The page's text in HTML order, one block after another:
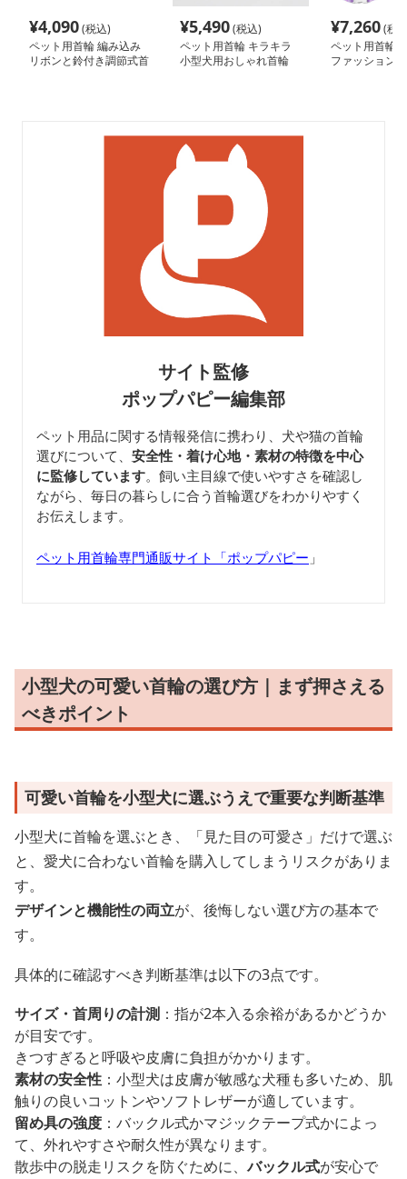
¥4,090(税込)
ペット用首輪 編み込み
リボンと鈴付き調節式首
¥5,490(税込)
ペット用首輪 キラキラ
小型犬用おしゃれ首輪
¥7,260(税
ペット用首輪
ファッション
サイト監修
ポップパピー編集部
ペット用品に関する情報発信に携わり、犬や猫の首輪
選びについて、 安全性・着け心地・素材の特徴を中心
に監修しています。飼い主目線で使いやすさを確認し
ながら、毎日の暮らしに合う首輪選びをわかりやすく
お伝えします。
ペット用首輪専門通販サイト「ポップパピー 」
小型犬の可愛い首輪の選び方｜まず押さえる
べきポイント
可愛い首輪を小型犬に選ぶうえで重要な判断基準
小型犬に首輪を選ぶとき、「見た目の可愛さ」だけで選ぶ
と、愛犬に合わない首輪を購入してしまうリスクがありま
す。
デザインと機能性の両立が、後悔しない選び方の基本で
す。
具体的に確認すべき判断基準は以下の3点です。
サイズ・首周りの計測 ：指が2本入る余裕があるかどうか
が目安です。
きつすぎると呼吸や皮膚に負担がかかります。
素材の安全性 ：小型犬は皮膚が敏感な犬種も多いため、肌
触りの良いコットンやソフトレザーが適しています。
留め具の強度 ：バックル式かマジックテープ式かによっ
て、外れやすさや耐久性が異なります。
散歩中の脱走リスクを防ぐために、バックル式が安心で